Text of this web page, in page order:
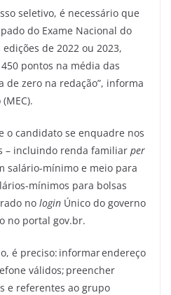
seletivo, é necessário que
do Exame Nacional do
de 2022 ou 2023,
pontos na média das
de zero na redação”, informa
o candidato se enquadre nos
– incluindo renda familiar per
salário-mínimo e meio para
mínimos para bolsas
no login Único do governo
no portal gov.br.
é preciso: informar endereço
válidos; preencher
e referentes ao grupo